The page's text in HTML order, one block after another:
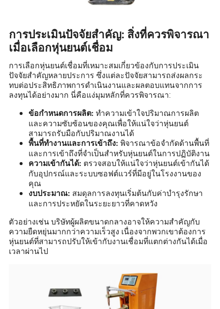
การประเมินปัจจัยสำคัญ: สิ่งที่ควรพิจารณา
เมื่อเลือกหุ่นยนต์เชื่อม
การเลือกหุ่นยนต์เชื่อมที่เหมาะสมเกี่ยวข้องกับการประเมิน
ปัจจัยสำคัญหลายประการ ซึ่งแต่ละปัจจัยสามารถส่งผลกระ
ทบต่อประสิทธิภาพการดำเนินงานและผลตอบแทนจากการ
ลงทุนได้อย่างมาก นี่คือแง่มุมหลักที่ควรพิจารณา:
ข้อกำหนดการผลิต: ทำความเข้าใจปริมาณการผลิต
และความซับซ้อนของคุณเพื่อให้แน่ใจว่าหุ่นยนต์
สามารถรับมือกับปริมาณงานได้
พื้นที่ทำงานและการเข้าถึง: พิจารณาข้อจำกัดด้านพื้นที่
และการเข้าถึงที่จำเป็นสำหรับหุ่นยนต์ในการปฏิบัติงาน
ความเข้ากันได้: ตรวจสอบให้แน่ใจว่าหุ่นยนต์เข้ากันได้
กับอุปกรณ์และระบบซอฟต์แวร์ที่มีอยู่ในโรงงานของ
คุณ
งบประมาณ: สมดุลการลงทุนเริ่มต้นกับค่าบำรุงรักษา
และการประหยัดในระยะยาวที่คาดหวัง
ตัวอย่างเช่น บริษัทผู้ผลิตขนาดกลางอาจให้ความสำคัญกับ
ความยืดหยุ่นมากกว่าความเร็วสูง เนื่องจากพวกเขาต้องการ
หุ่นยนต์ที่สามารถปรับให้เข้ากับงานเชื่อมที่แตกต่างกันได้เมื่อ
เวลาผ่านไป